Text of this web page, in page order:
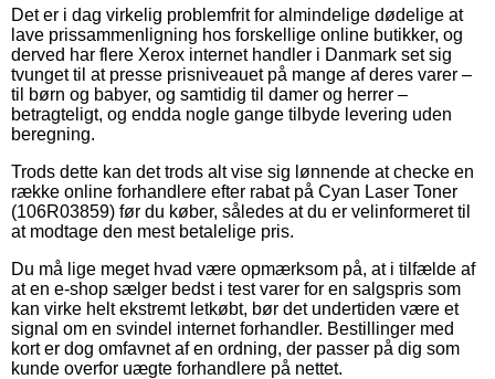
Det er i dag virkelig problemfrit for almindelige dødelige at
lave prissammenligning hos forskellige online butikker, og
derved har flere Xerox internet handler i Danmark set sig
tvunget til at presse prisniveauet på mange af deres varer –
til børn og babyer, og samtidig til damer og herrer –
betragteligt, og endda nogle gange tilbyde levering uden
beregning.
Trods dette kan det trods alt vise sig lønnende at checke en
række online forhandlere efter rabat på Cyan Laser Toner
(106R03859) før du køber, således at du er velinformeret til
at modtage den mest betalelige pris.
Du må lige meget hvad være opmærksom på, at i tilfælde af
at en e-shop sælger bedst i test varer for en salgspris som
kan virke helt ekstremt letkøbt, bør det undertiden være et
signal om en svindel internet forhandler. Bestillinger med
kort er dog omfavnet af en ordning, der passer på dig som
kunde overfor uægte forhandlere på nettet.